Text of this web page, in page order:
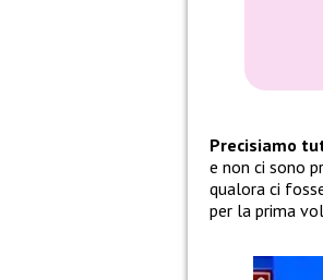
Precisiamo
e non ci sono
qualora ci
per la prima